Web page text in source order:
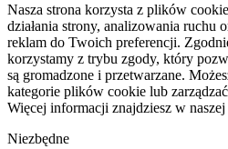
Nasza strona korzysta z plików
działania strony, analizowania ruchu
reklam do Twoich preferencji.
korzystamy z trybu zgody, który
są gromadzone i przetwarzane.
kategorie plików cookie lub
Więcej informacji znajdziesz w naszej
Niezbędne